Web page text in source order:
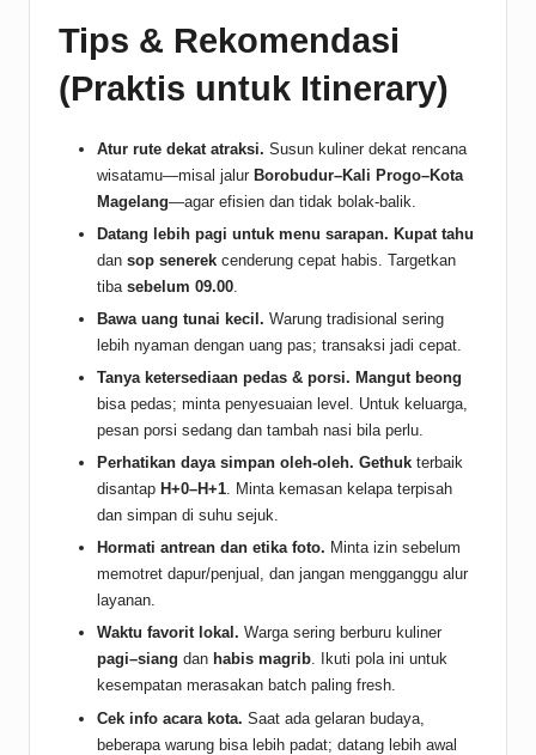
Tips & Rekomendasi
(Praktis untuk Itinerary)
Atur rute dekat atraksi. Susun kuliner dekat rencana
wisatamu—misal jalur Borobudur–Kali Progo–Kota
Magelang—agar efisien dan tidak bolak-balik.
Datang lebih pagi untuk menu sarapan. Kupat tahu
dan sop senerek cenderung cepat habis. Targetkan
tiba sebelum 09.00
Bawa uang tunai kecil. Warung tradisional sering
lebih nyaman dengan uang pas; transaksi jadi cepat.
Tanya ketersediaan pedas & porsi. Mangut beong
bisa pedas; minta penyesuaian level. Untuk keluarga,
pesan porsi sedang dan tambah nasi bila perlu.
Perhatikan daya simpan oleh-oleh. Gethuk terbaik
disantap H+0–H+1. Minta kemasan kelapa terpisah
dan simpan di suhu sejuk.
Hormati antrean dan etika foto. Minta izin sebelum
memotret dapur/penjual, dan jangan mengganggu alur
layanan.
Waktu favorit lokal. Warga sering berburu kuliner
pagi–siang dan habis magrib. Ikuti pola ini untuk
kesempatan merasakan batch paling fresh.
Cek info acara kota. Saat ada gelaran budaya,
beberapa warung bisa lebih padat; datang lebih awal